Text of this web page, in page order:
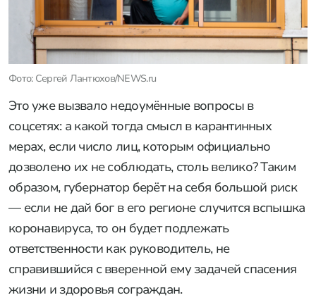
Фото: Сергей Лантюхов/NEWS.ru
Это уже вызвало недоумённые вопросы в
соцсетях: а какой тогда смысл в карантинных
мерах, если число лиц, которым официально
дозволено их не соблюдать, столь велико? Таким
образом, губернатор берёт на себя большой риск
— если не дай бог в его регионе случится вспышка
коронавируса, то он будет подлежать
ответственности как руководитель, не
справившийся с вверенной ему задачей спасения
жизни и здоровья сограждан.